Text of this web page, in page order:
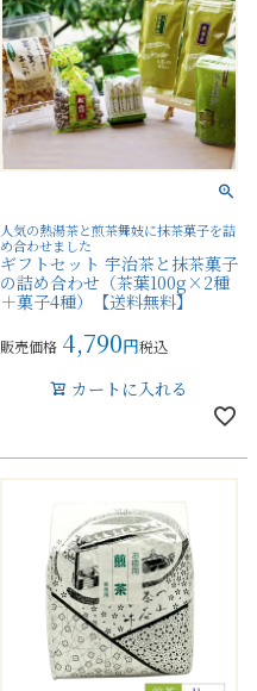
人気の熱湯茶と煎茶舞妓に抹茶菓子を詰
め合わせました
ギフトセット 宇治茶と抹茶菓子
の詰め合わせ（茶葉100g×2種
＋菓子4種）【送料無料】
販売価格 4,790 税込
カートに入れる